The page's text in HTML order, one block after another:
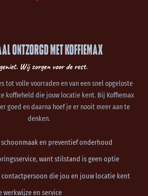
ONTZORGD METKOFFIEMAX
Wij zorgen voor de rest.
tot volle voorraden en van een snel opgeloste
koffieheld die jouw locatie kent. Bij Koffiemax
goed en daarna hoef je er nooit meer aan te
denken.
en preventief onderhoud
want stilstand is geen optie
contactpersoon die jou en jouw locatie kent
werkwijze en service